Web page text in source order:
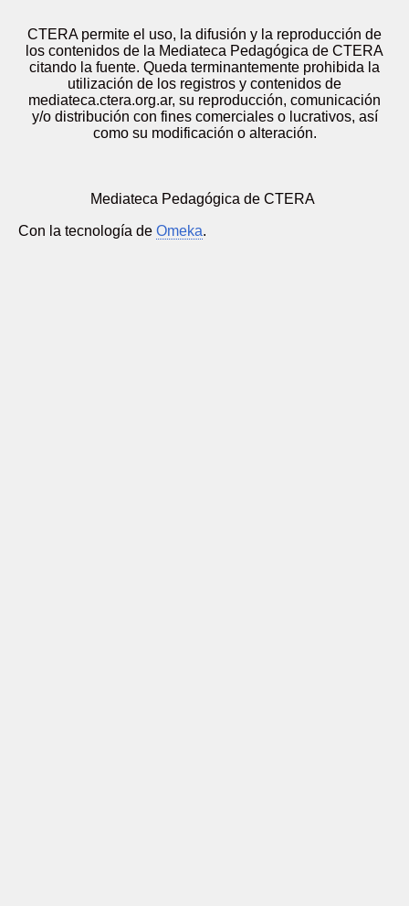
CTERA permite el uso, la difusión y la reproducción de
los contenidos de la Mediateca Pedagógica de CTERA
citando la fuente. Queda terminantemente prohibida la
utilización de los registros y contenidos de
mediateca.ctera.org.ar, su reproducción, comunicación
y/o distribución con fines comerciales o lucrativos, así
como su modificación o alteración.
Mediateca Pedagógica de CTERA
Con la tecnología de Omeka.